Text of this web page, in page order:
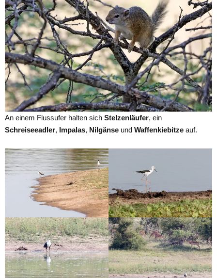
An einem Flussufer halten sich Stelzenläufer, ein
Schreiseeadler, Impalas, Nilgänse und Waffenkiebitze auf.